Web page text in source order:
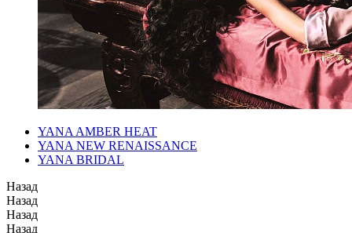
YANA AMBER HEAT
YANA NEW RENAISSANCE
YANA BRIDAL
Назад
Назад
Назад
Назад